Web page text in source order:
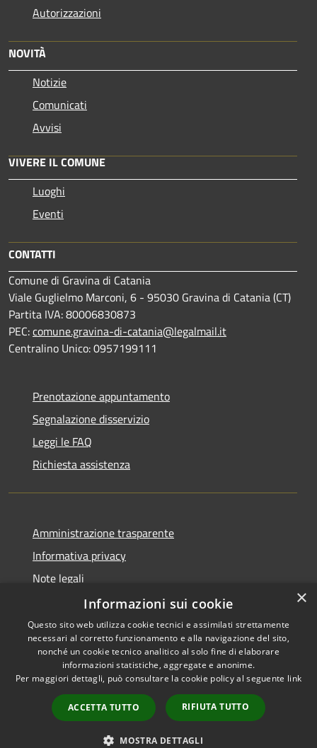
Autorizzazioni
NOVITÀ
Notizie
Comunicati
Avvisi
VIVERE IL COMUNE
Luoghi
Eventi
CONTATTI
Comune di Gravina di Catania
Viale Guglielmo Marconi, 6 - 95030 Gravina di Catania (CT)
Partita IVA: 80006830873
PEC:comune.gravina-di-catania@legalmail.it
Centralino Unico: 0957199111
Prenotazione appuntamento
Segnalazione disservizio
Leggi le FAQ
Richiesta assistenza
Amministrazione trasparente
Informativa privacy
Note legali
Dichiarazione di accessibilità
RSS
Accessibilità
Copyright © 2026 • Comune di
Gravina di Catania • Powered
byMunicipium
Accesso
redazione
×
Informazioni sui cookie
Questo sito web utilizza cookie tecnici e assimilati strettamente
necessari al corretto funzionamento e alla navigazione del sito,
nonché un cookie tecnico analitico al solo fine di elaborare
informazioni statistiche, aggregate e anonime.
Per maggiori dettagli, può consultare la cookie policy al seguente link
ACCETTA TUTTO RIFIUTA TUTTO
MOSTRA DETTAGLI